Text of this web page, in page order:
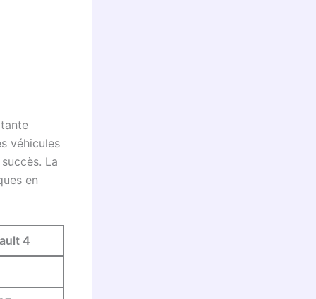
véhicules
La
en
4